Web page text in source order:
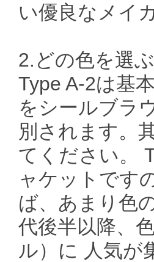
い優良なメイ
2.どの色を選
Type A-2は基
をシールブラ
別されます。
てください。
ャケットです
ば、あまり色
代後半以降、
ル）に 人気が